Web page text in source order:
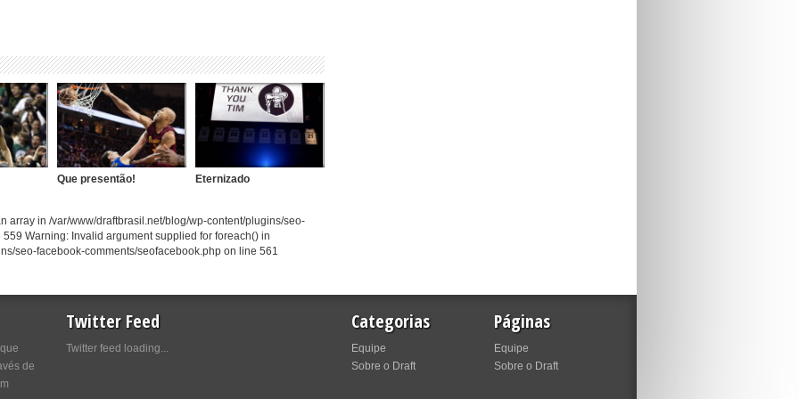
Que presentão! Eternizado
array in /var/www/draftbrasil.net/blog/wp-content/plugins/seo-
Warning: Invalid argument supplied for foreach() in
seo-facebook-comments/seofacebook.php on line 561
de
Twitter Feed
Twitter feed loading...
Categorias
Equipe
Sobre o Draft
Páginas
Equipe
Sobre o Draft